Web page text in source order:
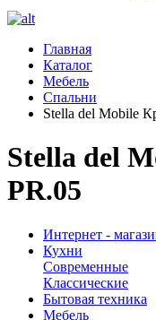
Главная
Каталог
Мебель
Спальни
Stella del Mobile
Stella del
PR.05
Интернет -
Кухни
Современные
Классические
Бытовая техника
Мебель